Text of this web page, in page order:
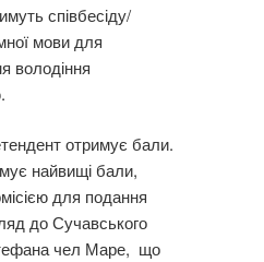
співбесіду/
мови для
володіння
отримує бали.
найвищі бали,
для подання
до Сучавського
чел Маре, що